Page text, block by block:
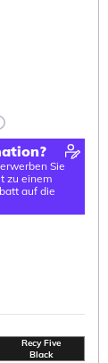
Sie
zu einem
auf die
Recy Five
Black